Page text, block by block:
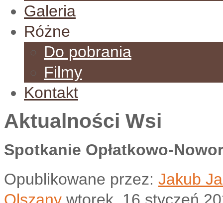
Galeria
Różne
Do pobrania
Filmy
Kontakt
Aktualności Wsi
Spotkanie Opłatkowo-
Opublikowane przez: Jakub
Olszany wtorek, 16 styczeń